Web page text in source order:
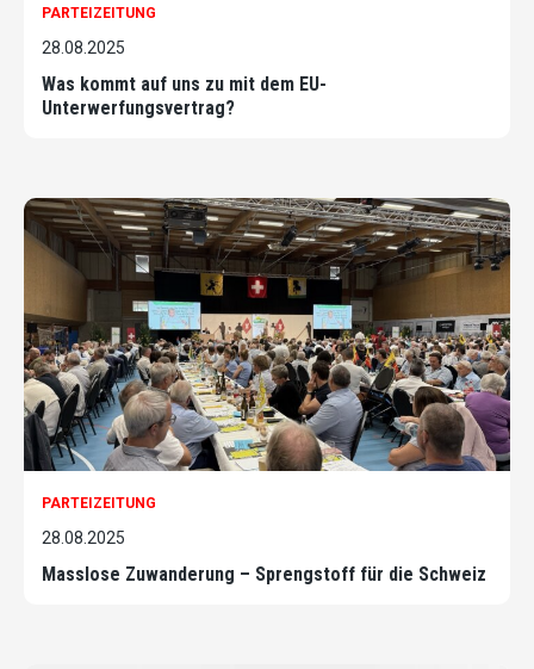
PARTEIZEITUNG
28.08.2025
Was kommt auf uns zu mit dem EU-
Unterwerfungsvertrag?
PARTEIZEITUNG
28.08.2025
Masslose Zuwanderung – Sprengstoff für die Schweiz